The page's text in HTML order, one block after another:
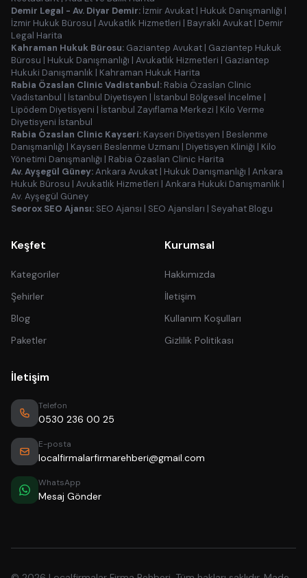
Demir Legal - Av. Diyar Demir: İzmir Avukat | Hukuk Danışmanlığı |
İzmir Hukuk Bürosu | Avukatlık Hizmetleri | Bayraklı Avukat | Demir
Legal Harita
Kahraman Hukuk Bürosu: Gaziantep Avukat | Gaziantep Hukuk
Bürosu | Hukuk Danışmanlığı | Avukatlık Hizmetleri | Gaziantep
Hukuki Danışmanlık | Kahraman Hukuk Harita
Rabia Özaslan Clinic Vadistanbul: Rabia Özaslan Clinic
Vadistanbul | İstanbul Diyetisyen | İstanbul Bölgesel İncelme |
Lipödem Diyetisyeni | İstanbul Zayıflama Merkezi | Kilo Verme
Diyetisyeni İstanbul
Rabia Özaslan Clinic Kayseri: Kayseri Diyetisyen | Beslenme
Danışmanlığı | Kayseri Beslenme Uzmanı | Diyetisyen Kliniği | Kilo
Yönetimi Danışmanlığı | Rabia Özaslan Clinic Harita
Av. Ayşegül Güney:Ankara Avukat | Hukuk Danışmanlığı | Ankara
Hukuk Bürosu | Avukatlık Hizmetleri | Ankara Hukuki Danışmanlık |
Av. Ayşegül Güney
Seorox SEO Ajansı: SEO Ajansı | SEO Ajansları | Seyahat Blogu
Keşfet
Kategoriler
Şehirler
Blog
Paketler
Kurumsal
Hakkımızda
İletişim
Kullanım Koşulları
Gizlilik Politikası
İletişim
Telefon
0530 236 00 25
E-posta
localfirmalarfirmarehberi@gmail.com
WhatsApp
Mesaj Gönder